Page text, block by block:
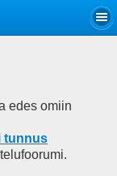
edes omiin
tunnus